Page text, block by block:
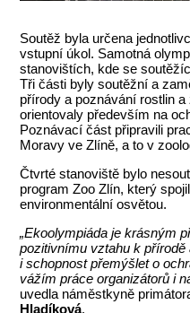
Soutěž byla určena
vstupní úkol. Samotná
stanovištích, kde se
Tři části byly soutěžní a
přírody a poznávání rostlin
orientovaly především na
Poznávací část připravili
Moravy ve Zlíně, a to v
Čtvrté stanoviště bylo
program Zoo Zlín, který
environmentální osvětou.
„Ekoolympiáda je krásným
pozitivnímu vztahu k
i schopnost přemýšlet o
vážím práce organizátorů i
uvedla náměstkyně
Hladíková.